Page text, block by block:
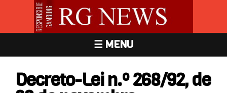
☰ MENU
Decreto-Lei n.º 268/92, de